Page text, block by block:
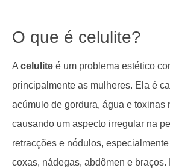
O que é celulite?
A celulite é um problema estético
principalmente as mulheres. Ela é
acúmulo de gordura, água e toxinas
causando um aspecto irregular na
retracções e nódulos,
coxas, nádegas, abdômen e braços.